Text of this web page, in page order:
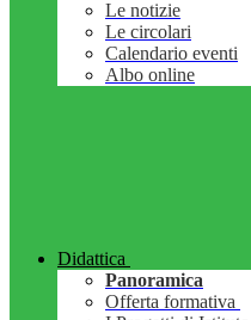
Le notizie
Le circolari
Calendario eventi
Albo online
Didattica
Panoramica
Offerta formativa